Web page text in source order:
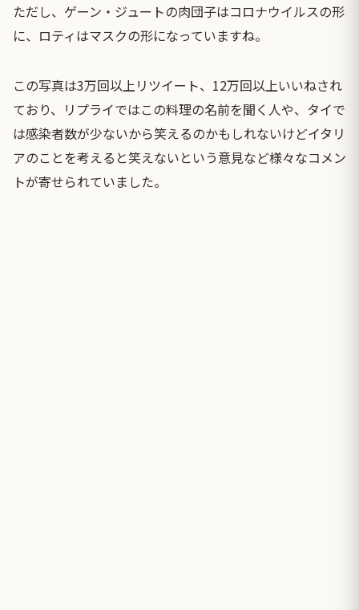
ただし、ゲーン・ジュートの肉団子はコロナウイルスの形
に、ロティはマスクの形になっていますね。
この写真は3万回以上リツイート、12万回以上いいねされ
ており、リプライではこの料理の名前を聞く人や、タイで
は感染者数が少ないから笑えるのかもしれないけどイタリ
アのことを考えると笑えないという意見など様々なコメン
トが寄せられていました。